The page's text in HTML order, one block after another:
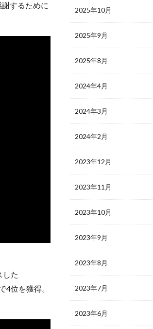
するために
した
4位を獲得。
2025年10月
2025年9月
2025年8月
2024年4月
2024年3月
2024年2月
2023年12月
2023年11月
2023年10月
2023年9月
2023年8月
2023年7月
2023年6月